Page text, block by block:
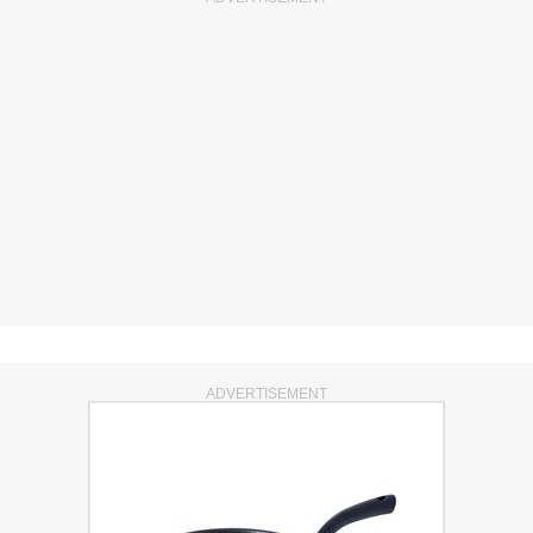
ADVERTISEMENT